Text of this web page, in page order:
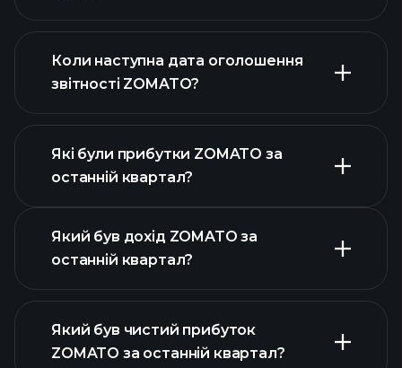
фінансовими звітами ZOMATO
Коли наступна дата оголошення
звітності ZOMATO?
Які були прибутки ZOMATO за
останній квартал?
Який був дохід ZOMATO за
останній квартал?
Який був чистий прибуток
ZOMATO за останній квартал?